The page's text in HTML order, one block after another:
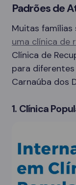
Padrões de
Muitas
uma clínica de
Clínica de
para
Carnaúba dos
1. Clínica